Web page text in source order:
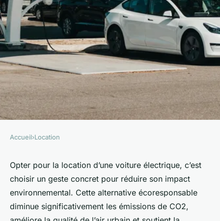
Louer une voiture électrique :
5 raisons de faire le choix
écoresponsable
Accueil›Location
Opter pour la location d’une voiture électrique, c’est
choisir un geste concret pour réduire son impact
environnemental. Cette alternative écoresponsable
diminue significativement les émissions de CO2,